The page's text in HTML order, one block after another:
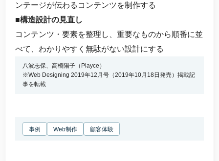
ンテージが伝わるコンテンツを制作する
■構造設計の見直し
コンテンツ・要素を整理し、重要なものから順番に並
べて、わかりやすく無駄がない設計にする
八波志保、高橋陽子（Playce）
※Web Designing 2019年12月号（2019年10月18日発売）掲載記
事を転載
事例 Web制作 顧客体験